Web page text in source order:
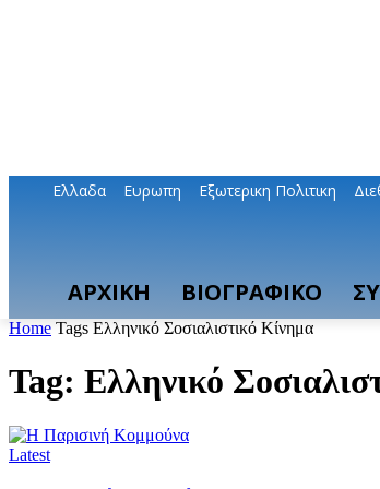
Ελλαδα Ευρωπη Εξωτερικη Πολιτικη
ΑΡΧΙΚΗ ΒΙΟΓΡΑΦΙΚΟ
Home Tags Ελληνικό Σοσιαλιστικό Κίνημα
Tag: Ελληνικό
Latest